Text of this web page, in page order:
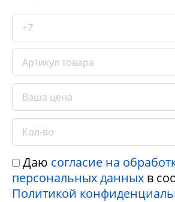
Даю согласие на
персональных данных в
Политикой